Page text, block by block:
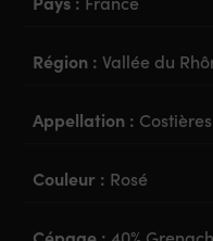
Région :Vallée du
Appellation :
Couleur : Rosé